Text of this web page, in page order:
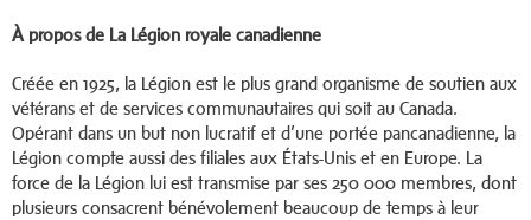
À propos de La Légion royale canadienne
Créée en 1925, la Légion est le plus grand organisme de soutien aux
vétérans et de services communautaires qui soit au Canada.
Opérant dans un but non lucratif et d’une portée pancanadienne, la
Légion compte aussi des filiales aux États-Unis et en Europe. La
force de la Légion lui est transmise par ses 250 000 membres, dont
plusieurs consacrent bénévolement beaucoup de temps à leur